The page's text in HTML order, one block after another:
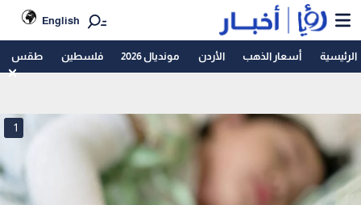
English
الرئيسية أسعار الذهب الأردن مونديال 2026 فلسطين طقس
1